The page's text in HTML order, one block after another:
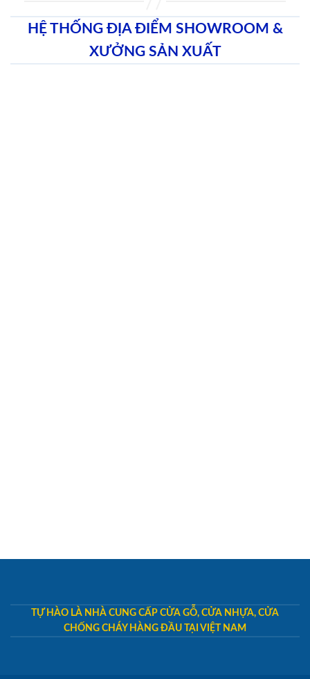
HỆ THỐNG ĐỊA ĐIỂM SHOWROOM &
XƯỞNG SẢN XUẤT
TỰ HÀO LÀ NHÀ CUNG CẤP CỬA GỖ, CỬA NHỰA, CỬA
CHỐNG CHÁY HÀNG ĐẦU TẠI VIỆT NAM